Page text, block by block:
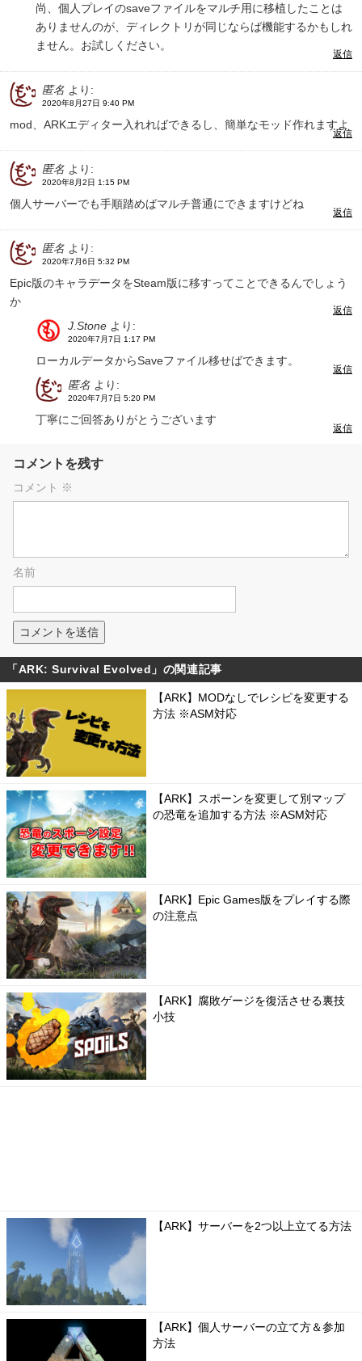
尚、個人プレイのsaveファイルをマルチ用に移植したことは
ありませんのが、ディレクトリが同じならば機能するかもしれ
ません。お試しください。
返信
匿名 より:
2020年8月27日 9:40 PM
mod、ARKエディター入れればできるし、簡単なモッド作れますよ
返信
匿名 より:
2020年8月2日 1:15 PM
個人サーバーでも手順踏めばマルチ普通にできますけどね
返信
匿名 より:
2020年7月6日 5:32 PM
Epic版のキャラデータをSteam版に移すってことできるんでしょう
か
返信
J.Stone より:
2020年7月7日 1:17 PM
ローカルデータからSaveファイル移せばできます。
返信
匿名 より:
2020年7月7日 5:20 PM
丁寧にご回答ありがとうございます
返信
コメントを残す
コメント ※
名前
「ARK: Survival Evolved」の関連記事
【ARK】MODなしでレシピを変更する
方法 ※ASM対応
【ARK】スポーンを変更して別マップ
の恐竜を追加する方法 ※ASM対応
【ARK】Epic Games版をプレイする際
の注意点
【ARK】腐敗ゲージを復活させる裏技
小技
【ARK】サーバーを2つ以上立てる方法
【ARK】個人サーバーの立て方＆参加
方法